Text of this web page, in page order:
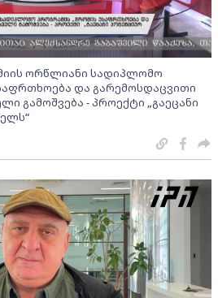
ორწლიანი სადიპლომო
და გარემოსდაცვითი
გამოშვება - პროექტი „გაეცანი